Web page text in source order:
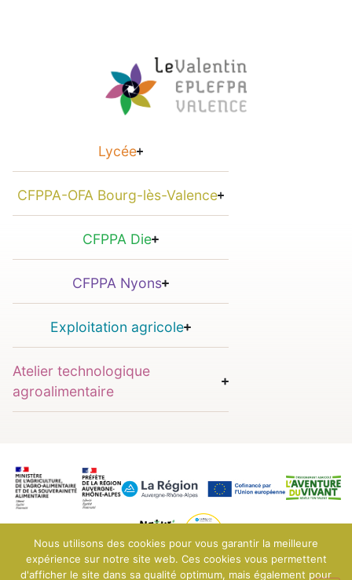
Lycée
CFPPA-OFA Bourg-lès-Valence
CFPPA Die
CFPPA Nyons
Exploitation agricole
Atelier technologique
agroalimentaire
Nous utilisons des cookies pour vous garantir la meilleure
expérience sur notre site web. Ces cookies vous permettent
d'afficher le site dans sa qualité optimum, mais également pour